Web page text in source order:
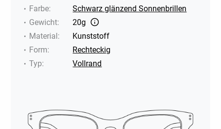
Farbe:
Schwarz glänzend Sonnenbrillen
Gewicht:
20g
Material:
Kunststoff
Form:
Rechteckig
Typ: Vollrand